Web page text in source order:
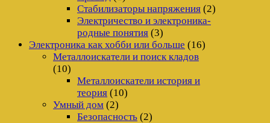
Стабилизаторы напряжения (2)
Электричество и электроника-
родные понятия (3)
Электроника как хобби или больше (16)
Металлоискатели и поиск кладов
(10)
Металлоискатели история и
теория (10)
Умный дом (2)
Безопасность (2)